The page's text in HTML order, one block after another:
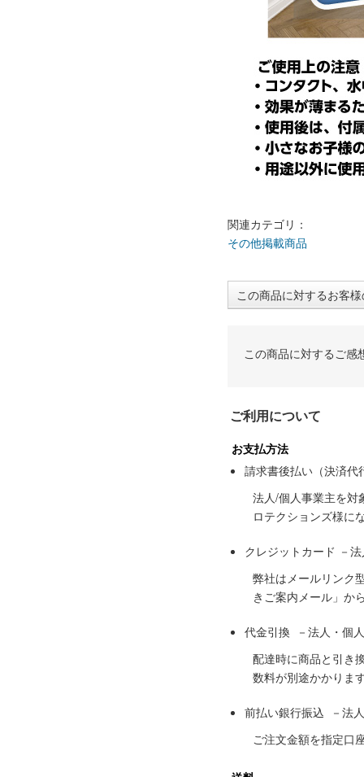
関連カテゴリ：
その他掲載商品
この商品に対するお客
この商品に対するご感
ご利用について
お支払方法
請求書後払い（決済代
法人/個人事業主を対
ロテクションズ様に
クレジットカード －
弊社はメールリンク
きご案内メール」か
代金引換 －法人・個
配達時に商品と引き
数料が別途かかりま
前払い銀行振込 －法
ご注文金額を指定口